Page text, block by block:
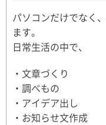
パソコンだけでなく
ます。
日常生活の中で、
・文章づくり
・調べもの
・アイデア出し
・お知らせ文作成